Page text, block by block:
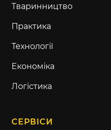
Тваринництво
Практика
Технології
Економіка
Логістика
СЕРВІСИ